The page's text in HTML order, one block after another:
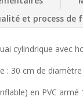
et process de
cylindrique avec
: 30 cm de
en PVC